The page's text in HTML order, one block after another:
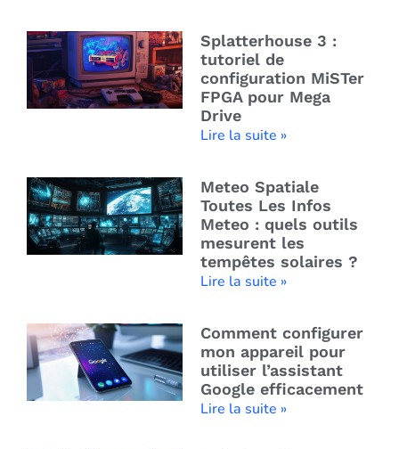
Splatterhouse 3 :
tutoriel de
configuration MiSTer
FPGA pour Mega
Drive
Lire la suite »
Meteo Spatiale
Toutes Les Infos
Meteo : quels outils
mesurent les
tempêtes solaires ?
Lire la suite »
Comment configurer
mon appareil pour
utiliser l’assistant
Google efficacement
Lire la suite »